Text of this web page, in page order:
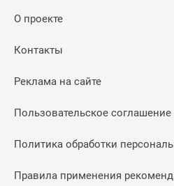
О проекте
Контакты
Реклама на сайте
Пользовательское соглашение
Политика обработки
Правила применения